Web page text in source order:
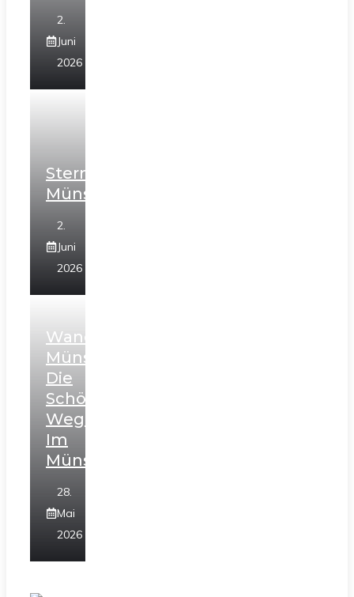
2.
Juni
2026
Sterneköche
Münster
2.
Juni
2026
Wanderung
Münster:
Die
Schönsten
Wege
Im
Münsterland
28.
Mai
2026